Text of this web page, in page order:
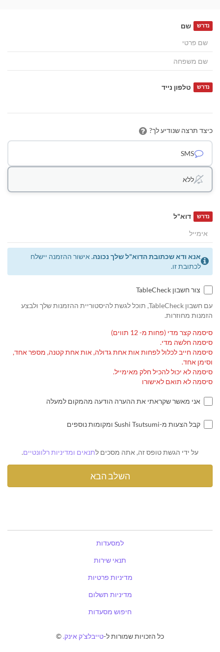
שם נדרש
טלפון נייד נדרש
כיצד תרצה שנודיע לך?
SMS
ללא
דוא"ל נדרש
אנא ודא שכתובת הדוא"ל שלך נכונה. אישור ההזמנה יישלח
לכתובת זו.
צור חשבון TableCheck
עם חשבון TableCheck, תוכל לגשת להיסטוריית ההזמנות שלך ולבצע
הזמנות מחוזרות.
סיסמה קצר מדי (פחות מ- 12 תווים)
סיסמה חלשה מדי.
סיסמה חייב לכלול לפחות אות אחת גדולה, אות אחת קטנה, מספר אחד,
וסימן אחד.
סיסמה לא יכול להכיל חלק מאימייל.
סיסמה לא תואם לאישורו
אני מאשר שקראתי את ההערה הודעה מהמקום למעלה
קבל הצעות מ-Sushi Tsutsumi ומקומות נוספים
על ידי הגשת טופס זה, אתה מסכים לתנאים ומדיניות רלוונטיים.
למסעדות
תנאי שירות
מדיניות פרטיות
מדיניות תשלום
חיפוש מסעדות
כל הזכויות שמורות ל-טייבלצ'ק אינק.©